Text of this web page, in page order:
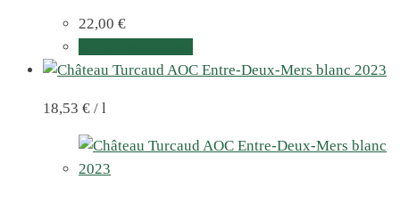
22,00 €
18,53 € / l